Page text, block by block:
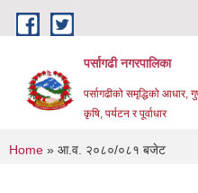
Skip to main content
पर्सागढी नगरपालिका
पर्सागढीको समृद्धिको आधार,
कृषि, पर्यटन र पूर्वाधार
You are here
Home » आ.व. २०८०/०८१ बजेट